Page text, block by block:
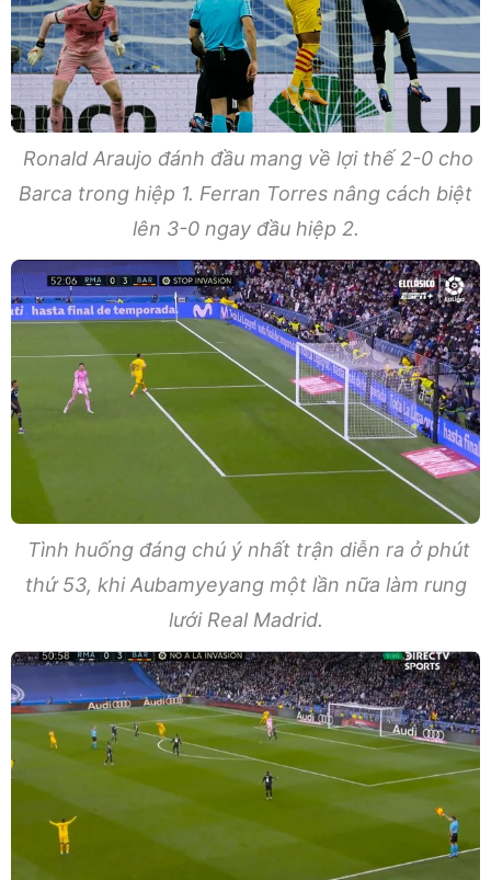
Ronald Araujo đánh đầu mang về lợi thế 2-0 cho
Barca trong hiệp 1. Ferran Torres nâng cách biệt
lên 3-0 ngay đầu hiệp 2.
Tình huống đáng chú ý nhất trận diễn ra ở phút
thứ 53, khi Aubamyeyang một lần nữa làm rung
lưới Real Madrid.